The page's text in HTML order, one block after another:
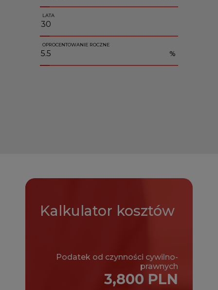
LATA
OPROCENTOWANIE ROCZNE
%
Kalkulator kosztów
Podatek od czynności cywilno-
prawnych
3,800 PLN